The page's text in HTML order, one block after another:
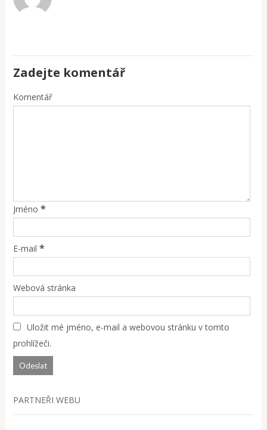
Zadejte komentář
Komentář
Jméno *
E-mail *
Webová stránka
Uložit mé jméno, e-mail a webovou stránku v tomto
prohlížeči.
PARTNEŘI WEBU